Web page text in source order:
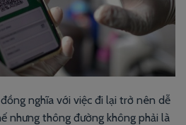
nghĩa với việc đi lại trở nên dễ
nhưng thông đường không phải là